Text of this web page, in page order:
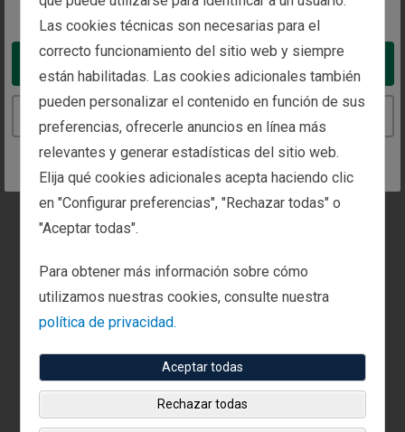
You appear to be in the United States
Take me to the United States website
Continue to the Spain website
Teléfono:
+1 (650) 425-9356
Fax:
+1 (650) 529-1436
Puede solicitar una cita con nosotros en esta
oficina.
Llámenos o envíenos elformulario de contactopara
programar una reunión.
Las cookies técnicas son necesarias para el
correcto funcionamiento del sitio web y siempre
están habilitadas. Las cookies adicionales también
pueden personalizar el contenido en función de sus
preferencias, ofrecerle anuncios en línea más
relevantes y generar estadísticas del sitio web.
Elija qué cookies adicionales acepta haciendo clic
en "Configurar preferencias", "Rechazar todas" o
"Aceptar todas".
Para obtener más información sobre cómo
utilizamos nuestras cookies, consulte nuestra
política de privacidad.
Aceptar todas
Rechazar todas